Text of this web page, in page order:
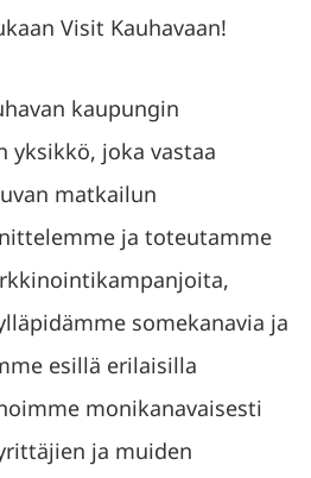
Visit Kauhavaan!
kaupungin
yksikkö, joka vastaa
matkailun
ja toteutamme
somekanavia ja
esillä erilaisilla
monikanavaisesti
ja muiden